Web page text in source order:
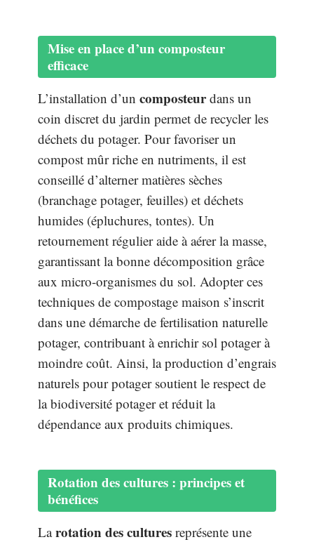
Mise en place d’un composteur
efficace
L’installation d’un composteurdans un
coin discret du jardin permet de recycler les
déchets du potager. Pour favoriser un
compost mûr riche en nutriments, il est
conseillé d’alterner matières sèches
(branchage potager, feuilles) et déchets
humides (épluchures, tontes). Un
retournement régulier aide à aérer la masse,
garantissant la bonne décomposition grâce
aux micro-organismes du sol. Adopter ces
techniques de compostage maison s’inscrit
dans une démarche de fertilisation naturelle
potager, contribuant à enrichir sol potager à
moindre coût. Ainsi, la production d’engrais
naturels pour potager soutient le respect de
la biodiversité potager et réduit la
dépendance aux produits chimiques.
Rotation des cultures : principes et
bénéfices
Larotation des cultures représente une